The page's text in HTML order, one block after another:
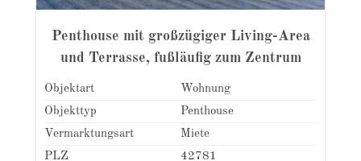
Penthouse mit großzügiger Living-Area
und Terrasse, fußläufig zum Zentrum
Objektart
Wohnung
Objekttyp
Penthouse
Vermarktungsart
Miete
PLZ
42781